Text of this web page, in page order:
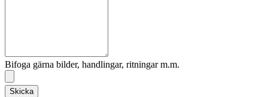
Bifoga gärna bilder, handlingar, ritningar m.m.
Skicka